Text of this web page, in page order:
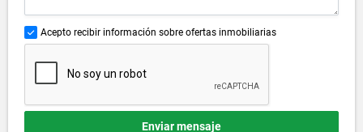
Acepto recibir información sobre ofertas inmobiliarias
Enviar mensaje